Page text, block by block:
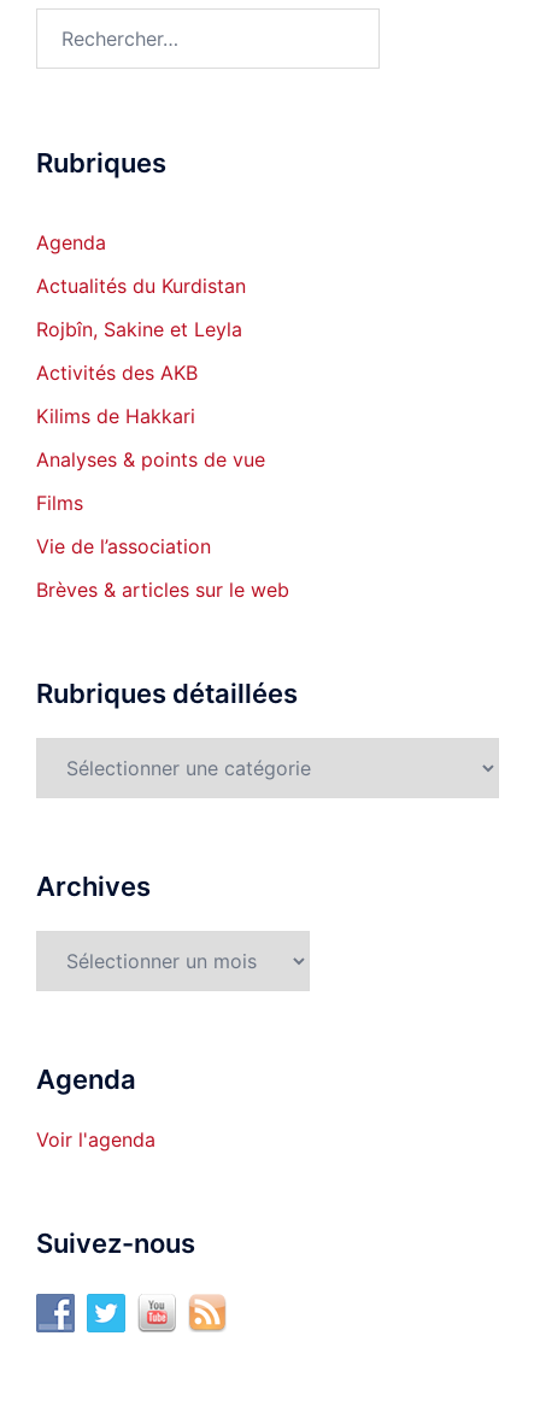
Rubriques
Agenda
Actualités du Kurdistan
Rojbîn, Sakine et Leyla
Activités des AKB
Kilims de Hakkari
Analyses & points de vue
Films
Vie de l’association
Brèves & articles sur le web
Rubriques détaillées
Archives
Agenda
Voir l'agenda
Suivez-nous